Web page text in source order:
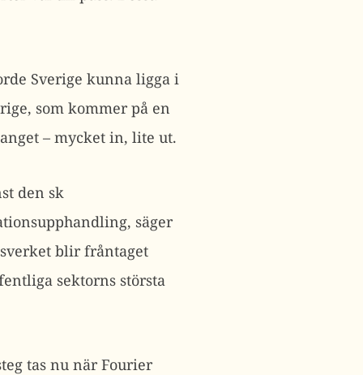
Sverige kunna ligga i
som kommer på en
– mycket in, lite ut.
den sk
säger
blir fråntaget
sektorns största
tas nu när Fourier